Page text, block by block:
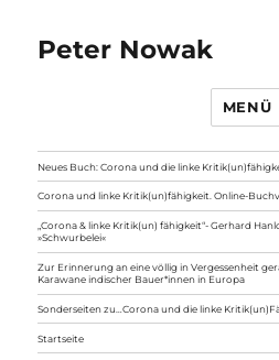
Peter Nowak
MENÜ
Neues Buch: Corona und die linke
Corona und linke Kritik(un)fähigkeit. Online-
„Corona & linke Kritik(un) fähigkeit“- Gerhard
»Schwurbelei«
Zur Erinnerung an eine völlig in Vergessenheit
Karawane indischer Bauer*innen in Europa
Sonderseiten zu…Corona und die linke
Startseite